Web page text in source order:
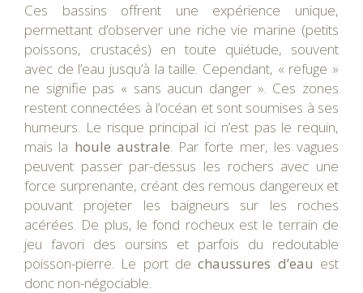
Ces bassins offrent une expérience unique,
permettant d’observer une riche vie marine (petits
poissons, crustacés) en toute quiétude, souvent
avec de l’eau jusqu’à la taille. Cependant, « refuge »
ne signifie pas « sans aucun danger ». Ces zones
restent connectées à l’océan et sont soumises à ses
humeurs. Le risque principal ici n’est pas le requin,
mais la houle australe. Par forte mer, les vagues
peuvent passer par-dessus les rochers avec une
force surprenante, créant des remous dangereux et
pouvant projeter les baigneurs sur les roches
acérées. De plus, le fond rocheux est le terrain de
jeu favori des oursins et parfois du redoutable
poisson-pierre. Le port dechaussures d’eau est
donc non-négociable.